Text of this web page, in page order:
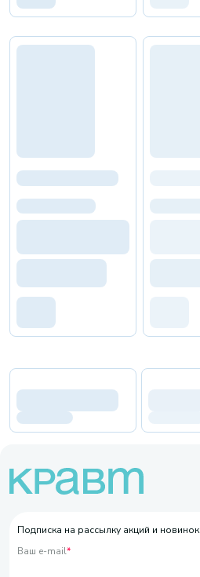
Подписка на рассылку акций и новинок
Ваш e-mail*